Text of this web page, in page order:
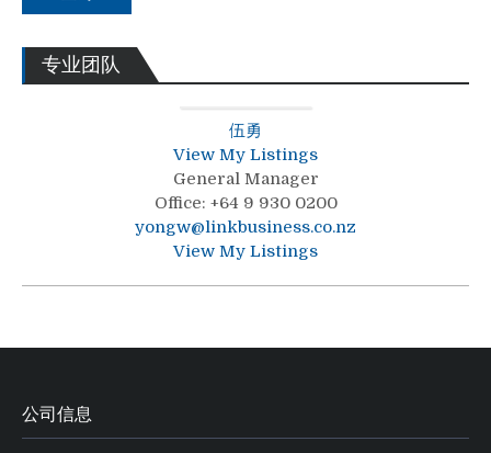
专业团队
伍勇
View My Listings
General Manager
Office: +64 9 930 0200
yongw@linkbusiness.co.nz
View My Listings
公司信息